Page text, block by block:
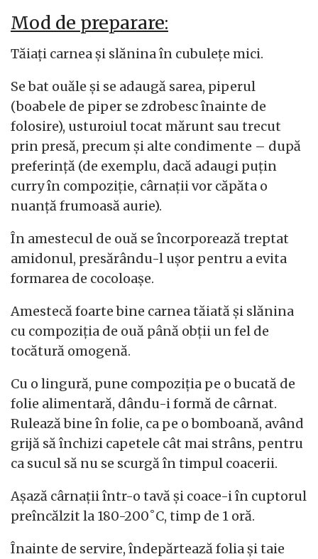
Mod de preparare:
Tăiați carnea și slănina în cubulețe mici.
Se bat ouăle și se adaugă sarea, piperul
(boabele de piper se zdrobesc înainte de
folosire), usturoiul tocat mărunt sau trecut
prin presă, precum și alte condimente – după
preferință (de exemplu, dacă adaugi puțin
curry în compoziție, cârnații vor căpăta o
nuanță frumoasă aurie).
În amestecul de ouă se încorporează treptat
amidonul, presărându-l ușor pentru a evita
formarea de cocoloașe.
Amestecă foarte bine carnea tăiată și slănina
cu compoziția de ouă până obții un fel de
tocătură omogenă.
Cu o lingură, pune compoziția pe o bucată de
folie alimentară, dându-i formă de cârnat.
Rulează bine în folie, ca pe o bomboană, având
grijă să închizi capetele cât mai strâns, pentru
ca sucul să nu se scurgă în timpul coacerii.
Așază cârnații într-o tavă și coace-i în cuptorul
preîncălzit la 180-200˚C, timp de 1 oră.
Înainte de servire, îndepărtează folia și taie